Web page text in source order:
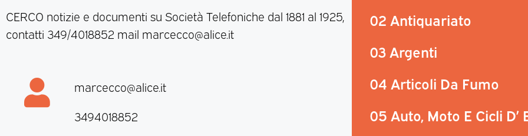
CERCO notizie e documenti su Società Telefoniche dal 1881 al 1925,
contatti 349/4018852 mail marcecco@alice.it
marcecco@alice.it
3494018852
02 Antiquariato
03 Argenti
04 Articoli Da Fumo
05 Auto, Moto E Cicli D’